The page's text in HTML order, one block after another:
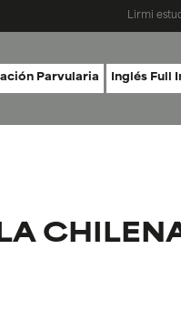
Lirmi
Parvularia Inglés Full